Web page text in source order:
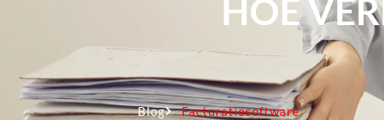
HOE
Blog Facturatiesoftware